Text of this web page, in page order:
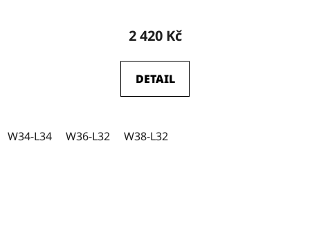
2 420 Kč
DETAIL
W34-L34 W36-L32 W38-L32